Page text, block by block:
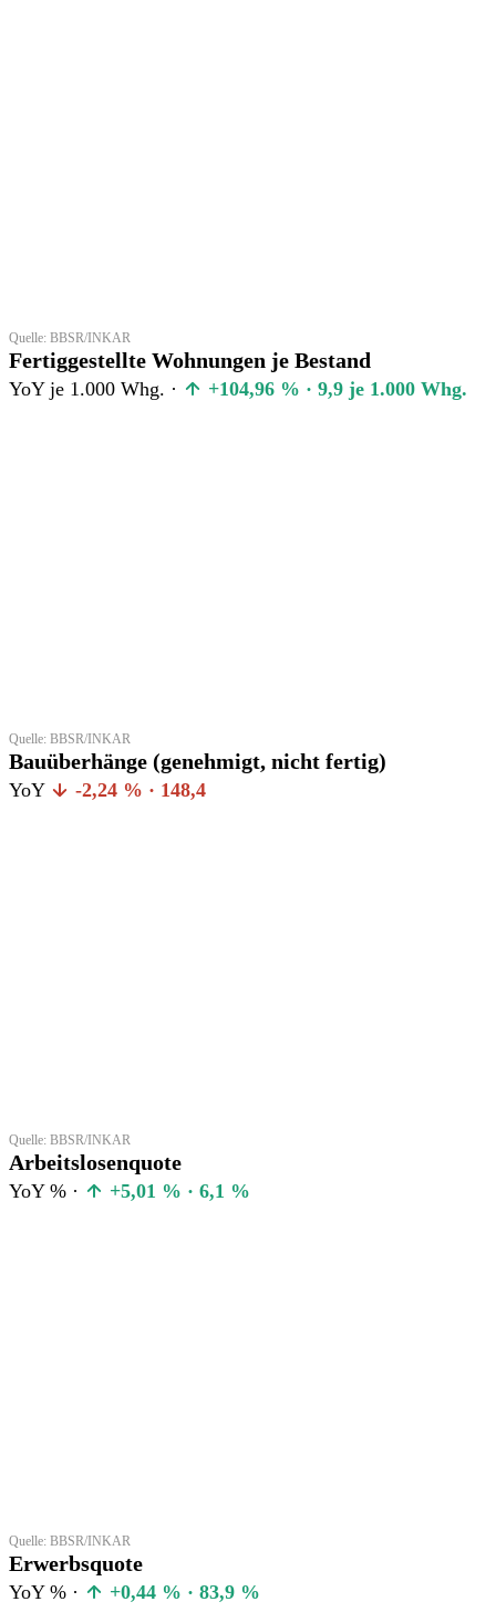
Quelle: BBSR/INKAR
Fertiggestellte Wohnungen je Bestand
YoY je 1.000 Whg. · +104,96 % · 9,9 je 1.000 Whg.
Quelle: BBSR/INKAR
Bauüberhänge (genehmigt, nicht fertig)
YoY -2,24 % · 148,4
Quelle: BBSR/INKAR
Arbeitslosenquote
YoY % · +5,01 % · 6,1 %
Quelle: BBSR/INKAR
Erwerbsquote
YoY % · +0,44 % · 83,9 %